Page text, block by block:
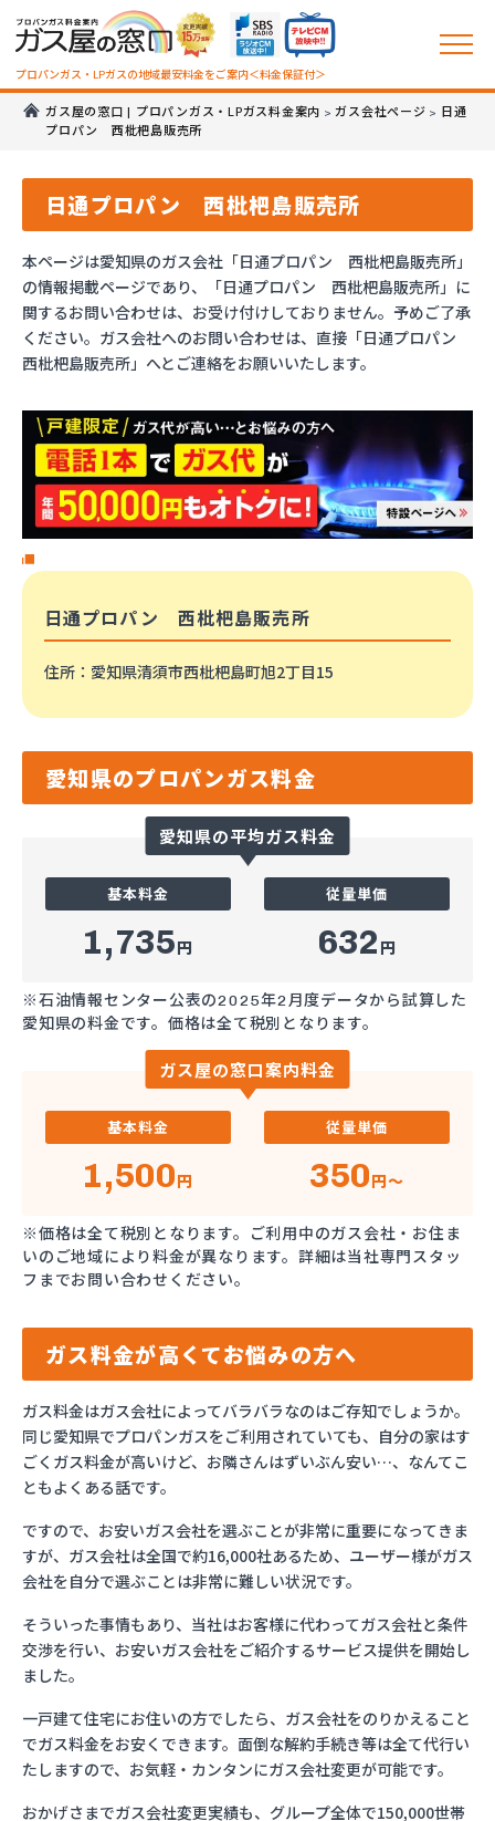
プロパンガス・LPガスの地域最安料金をご案内＜料金保証付＞
ガス屋の窓口 | プロパンガス・LPガス料金案内 >ガス会社ページ >
日通
プロパン 西枇杷島販売所
日通プロパン 西枇杷島販売所
本ページは愛知県のガス会社「日通プロパン 西枇杷島販売所」
の情報掲載ページであり、「日通プロパン 西枇杷島販売所」に
関するお問い合わせは、お受け付けしておりません。予めご了承
ください。ガス会社へのお問い合わせは、直接「日通プロパン
西枇杷島販売所」へとご連絡をお願いいたします。
日通プロパン 西枇杷島販売所
住所 ：愛知県清須市西枇杷島町旭2丁目15
愛知県のプロパンガス料金
愛知県の平均ガス料金
基本料金
1,735円
従量単価
632 円
※石油情報センター公表の2025年2月度データから試算した
愛知県の料金です。価格は全て税別となります。
ガス屋の窓口案内料金
基本料金
1,500円
従量単価
350円～
※価格は全て税別となります。ご利用中のガス会社・お住ま
いのご地域により料金が異なります。詳細は当社専門スタッ
フまでお問い合わせください。
ガス料金が高くてお悩みの方へ
ガス料金はガス会社によってバラバラなのはご存知でしょうか。
同じ愛知県でプロパンガスをご利用されていても、自分の家はす
ごくガス料金が高いけど、お隣さんはずいぶん安い…、なんてこ
ともよくある話です。
ですので、お安いガス会社を選ぶことが非常に重要になってきま
すが、ガス会社は全国で約16,000社あるため、ユーザー様がガス
会社を自分で選ぶことは非常に難しい状況です。
そういった事情もあり、当社はお客様に代わってガス会社と条件
交渉を行い、お安いガス会社をご紹介するサービス提供を開始し
ました。
一戸建て住宅にお住いの方でしたら、ガス会社をのりかえること
でガス料金をお安くできます。面倒な解約手続き等は全て代行い
たしますので、お気軽・カンタンにガス会社変更が可能です。
おかげさまでガス会社変更実績も、グループ全体で150,000世帯